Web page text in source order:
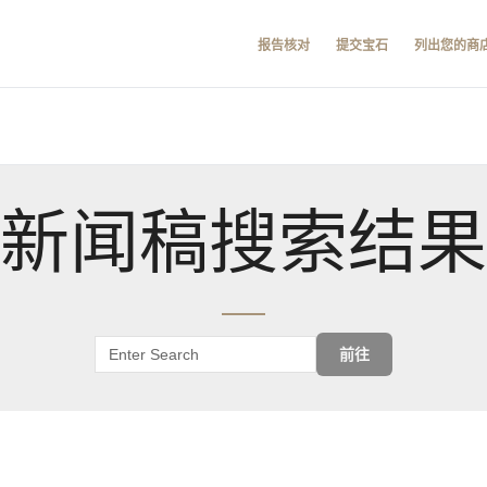
报告核对 提交宝石 列出您的商
新闻稿搜索结果
前往